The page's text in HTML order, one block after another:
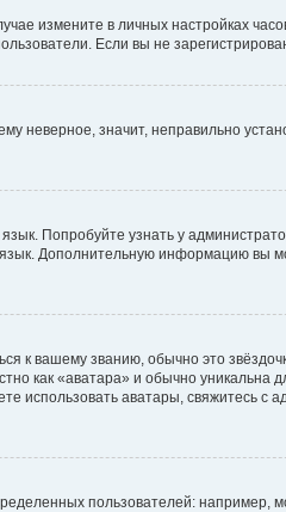
измените в личных настройках
Если вы не
неверное, значит, неправильно
Попробуйте узнать у
Дополнительную информацию вы
к вашему званию, обычно это
как «аватара» и обычно уникальна
использовать аватары, свяжитесь с
пользователей: например,